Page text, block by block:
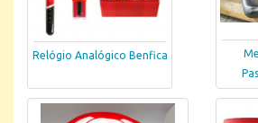
Relógio Analógico Benfica